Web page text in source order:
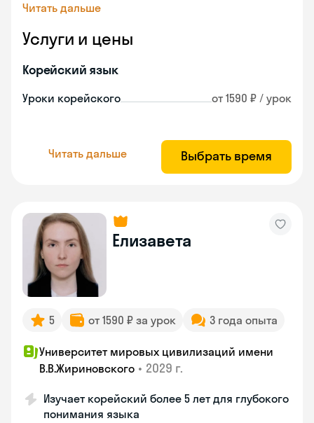
Читать дальше
Услуги и цены
Корейский язык
Уроки корейского от 1590 ₽ / урок
Читать дальше Выбрать время
Елизавета
5 от 1590 ₽ за урок 3 года опыта
Университет мировых цивилизаций имени
В.В.Жириновского • 2029 г.
Изучает корейский более 5 лет для глубокого
понимания языка